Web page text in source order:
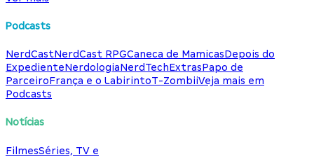
Podcasts
NerdCastNerdCast RPGCaneca de MamicasDepois do
ExpedienteNerdologiaNerdTechExtrasPapo de
ParceiroFrança e o LabirintoT-ZombiiVeja mais em
Podcasts
Notícias
FilmesSéries, TV e